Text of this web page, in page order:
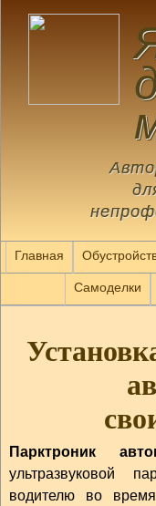
Главная
Самоделки
Парктроник
ультразвуковой
водителю во время